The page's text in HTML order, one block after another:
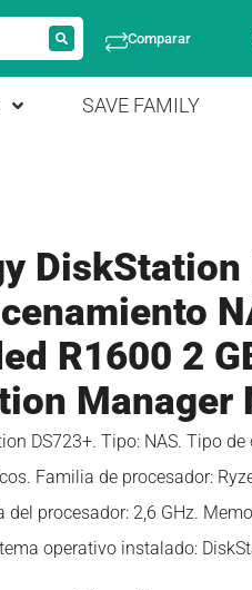
Comparar
SAVE FAMILY
R1600 2
Manager
DS723+. Tipo: NAS. Tipo
Familia de procesador:
del procesador: 2,6 GHz.
operativo instalado: